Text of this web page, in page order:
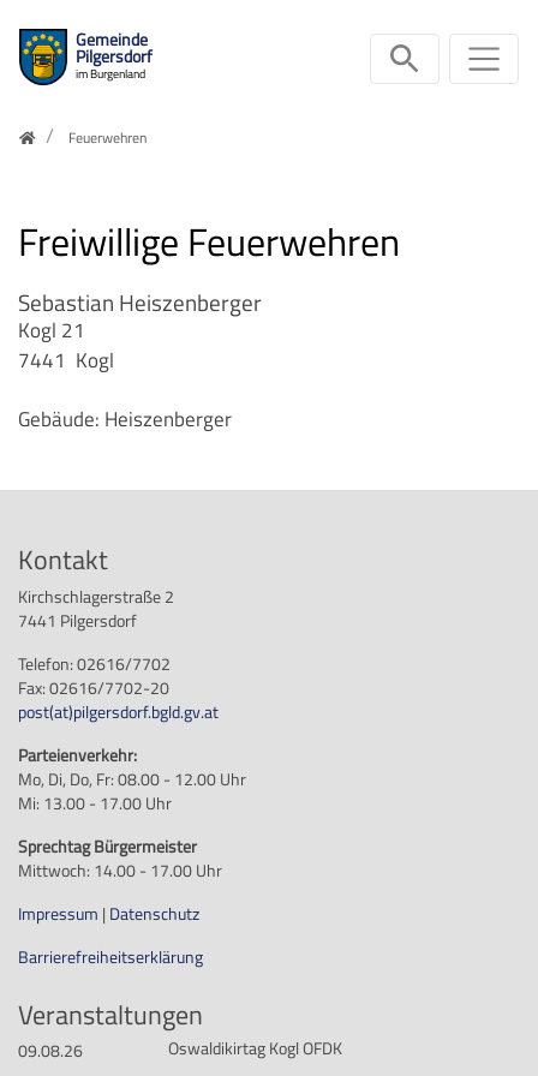
Zum Inhalt springen
Gemeinde
Pilgersdorf
im Burgenland
Suche
HomeFeuerwehren
Freiwillige Feuerwehren
Sebastian Heiszenberger
Kogl 21
7441 Kogl
Gebäude: Heiszenberger
Kontakt
Kirchschlagerstraße 2
7441 Pilgersdorf
Telefon: 02616/7702
Fax: 02616/7702-20
post(at)pilgersdorf.bgld.gv.at
Parteienverkehr:
Mo, Di, Do, Fr: 08.00 - 12.00 Uhr
Mi: 13.00 - 17.00 Uhr
Sprechtag Bürgermeister
Mittwoch: 14.00 - 17.00 Uhr
Impressum | Datenschutz
Barrierefreiheitserklärung
Veranstaltungen
09.08.26
Oswaldikirtag Kogl OFDK